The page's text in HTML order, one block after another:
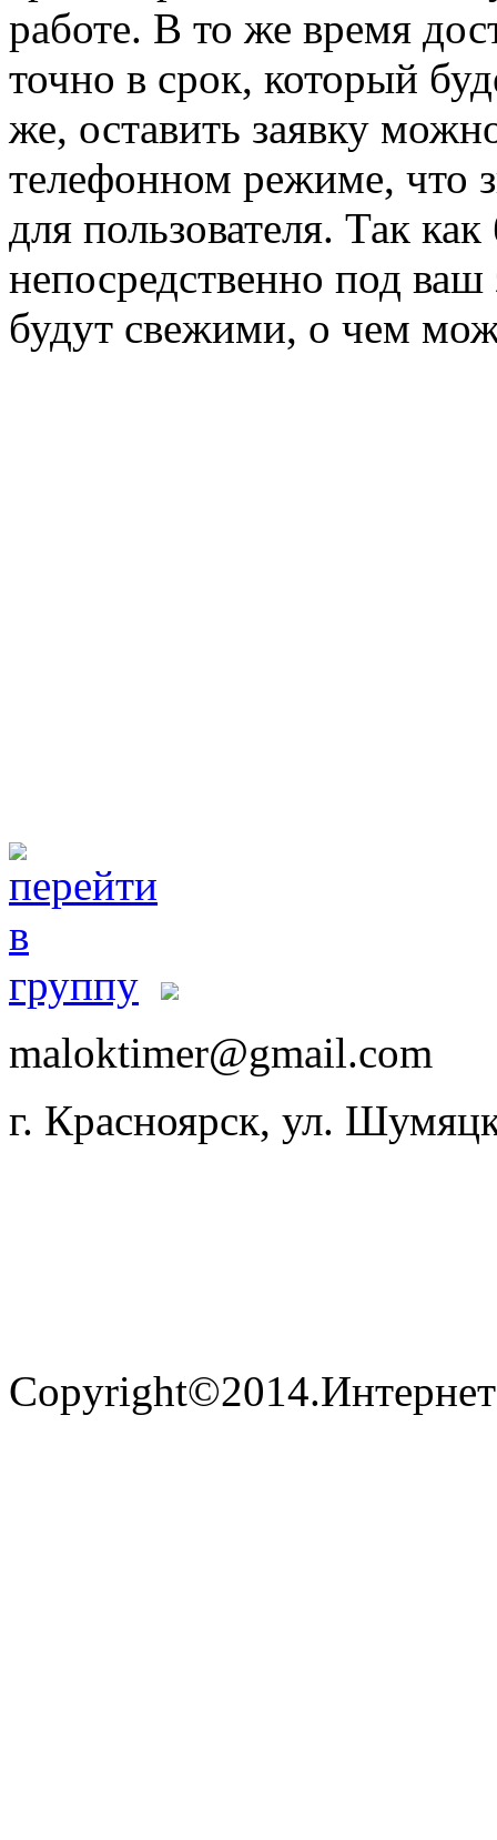
работе. В то же время
точно в срок, который
же, оставить заявку
телефонном режиме, что
для пользователя. Так
непосредственно под ваш
будут свежими, о чем
maloktimer@gmail.com
г. Красноярск, ул.